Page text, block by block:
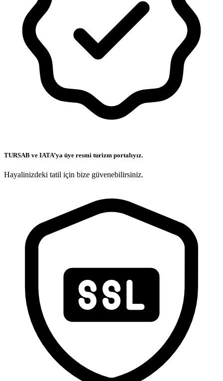
TURSAB ve IATA’ya üye resmi turizm portalıyız.
Hayalinizdeki tatil için bize güvenebilirsiniz.